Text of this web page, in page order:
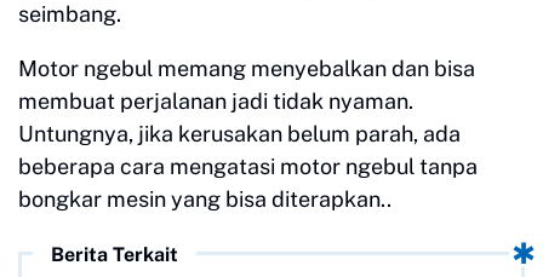
seimbang.
Motor ngebul memang menyebalkan dan bisa
membuat perjalanan jadi tidak nyaman.
Untungnya, jika kerusakan belum parah, ada
beberapa cara mengatasi motor ngebul tanpa
bongkar mesin yang bisa diterapkan..
Berita Terkait